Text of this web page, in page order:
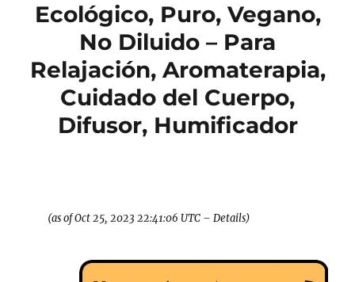
Ecológico, Puro, Vegano,
No Diluido – Para
Relajación, Aromaterapia,
Cuidado del Cuerpo,
Difusor, Humificador
(as of Oct 25, 2023 22:41:06 UTC – Details)